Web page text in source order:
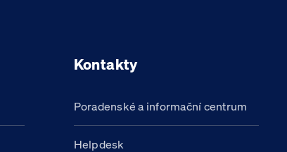
Kontakty
Poradenské a informační centrum
Helpdesk